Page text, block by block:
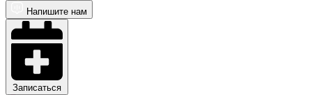
Напишите нам
Записаться